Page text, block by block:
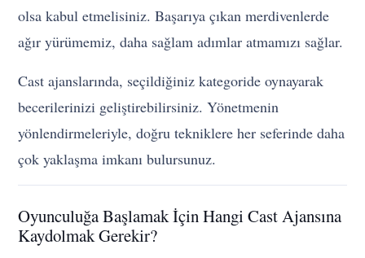
olsa kabul etmelisiniz. Başarıya çıkan merdivenlerde
ağır yürümemiz, daha sağlam adımlar atmamızı sağlar.
Cast ajanslarında, seçildiğiniz kategoride oynayarak
becerilerinizi geliştirebilirsiniz. Yönetmenin
yönlendirmeleriyle, doğru tekniklere her seferinde daha
çok yaklaşma imkanı bulursunuz.
Oyunculuğa Başlamak İçin Hangi Cast Ajansına
Kaydolmak Gerekir?